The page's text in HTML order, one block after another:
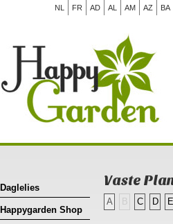
NL FR AD AL AM AZ BA
Daglelies
Happygarden Shop
Vaste
A B C D E